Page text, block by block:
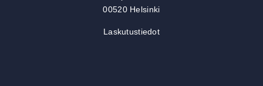
00520 Helsinki
Laskutustiedot